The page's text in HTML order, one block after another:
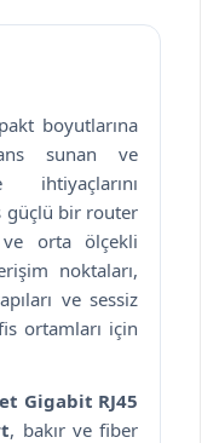
boyutlarına
sunan ve
ihtiyaçlarını
güçlü bir router
orta ölçekli
noktaları,
ve sessiz
ortamları için
Gigabit RJ45
, bakır ve fiber